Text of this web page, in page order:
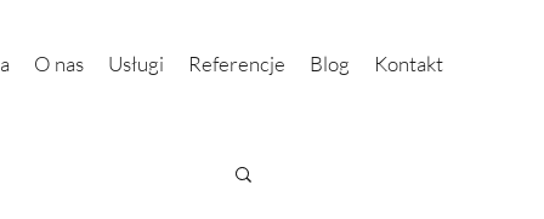
O nas Usługi Referencje Blog Kontakt